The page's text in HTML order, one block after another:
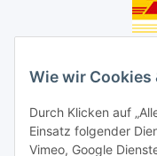
Wie wir Cookies
Durch Klicken auf
Einsatz folgender
Vimeo, Google
Social Media
Unsere